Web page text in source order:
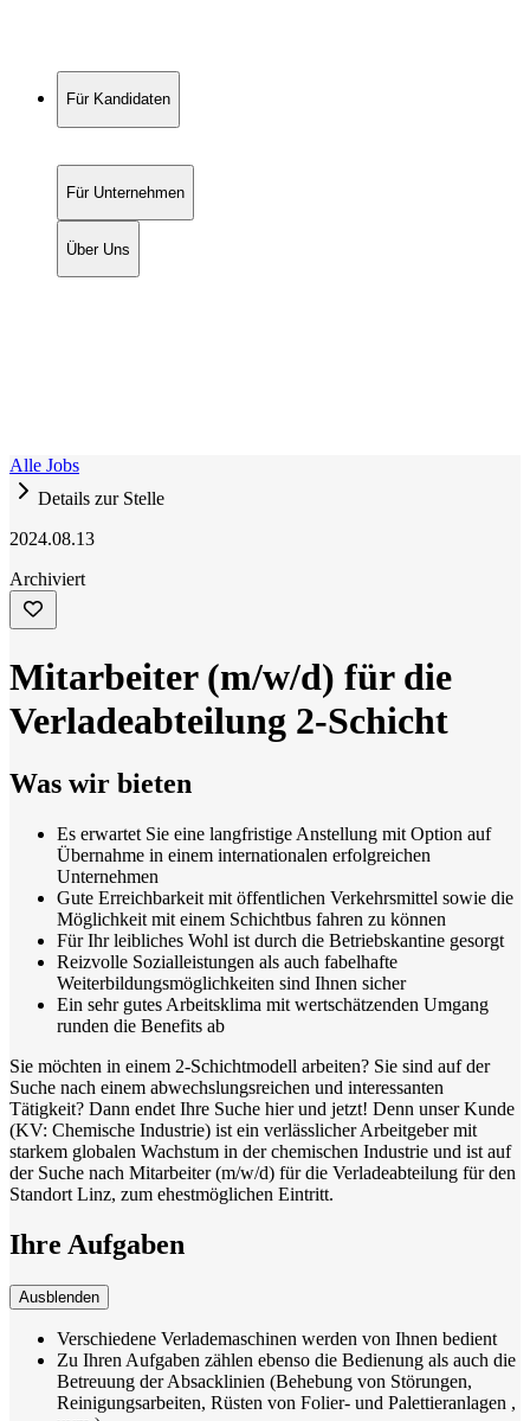
Für Kandidaten
Für Unternehmen
Über Uns
Alle Jobs
Details zur Stelle
2024.08.13
Archiviert
Mitarbeiter (m/w/d) für die
Verladeabteilung 2-Schicht
Was wir bieten
Es erwartet Sie eine langfristige Anstellung mit Option auf
Übernahme in einem internationalen erfolgreichen
Unternehmen
Gute Erreichbarkeit mit öffentlichen Verkehrsmittel sowie die
Möglichkeit mit einem Schichtbus fahren zu können
Für Ihr leibliches Wohl ist durch die Betriebskantine gesorgt
Reizvolle Sozialleistungen als auch fabelhafte
Weiterbildungsmöglichkeiten sind Ihnen sicher
Ein sehr gutes Arbeitsklima mit wertschätzenden Umgang
runden die Benefits ab
Sie möchten in einem 2-Schichtmodell arbeiten? Sie sind auf der
Suche nach einem abwechslungsreichen und interessanten
Tätigkeit? Dann endet Ihre Suche hier und jetzt! Denn unser Kunde
(KV: Chemische Industrie) ist ein verlässlicher Arbeitgeber mit
starkem globalen Wachstum in der chemischen Industrie und ist auf
der Suche nach Mitarbeiter (m/w/d) für die Verladeabteilung für den
Standort Linz, zum ehestmöglichen Eintritt.
Ihre Aufgaben
Ausblenden
Verschiedene Verlademaschinen werden von Ihnen bedient
Zu Ihren Aufgaben zählen ebenso die Bedienung als auch die
Betreuung der Absacklinien (Behebung von Störungen,
Reinigungsarbeiten, Rüsten von Folier- und Palettieranlagen ,